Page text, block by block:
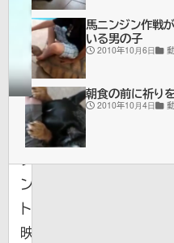
面
白
動
画
ス
タ
ン
ト
映
馬ニンジン作戦
いる男の子
2010年10月6日
朝食の前に祈り
2010年10月4日